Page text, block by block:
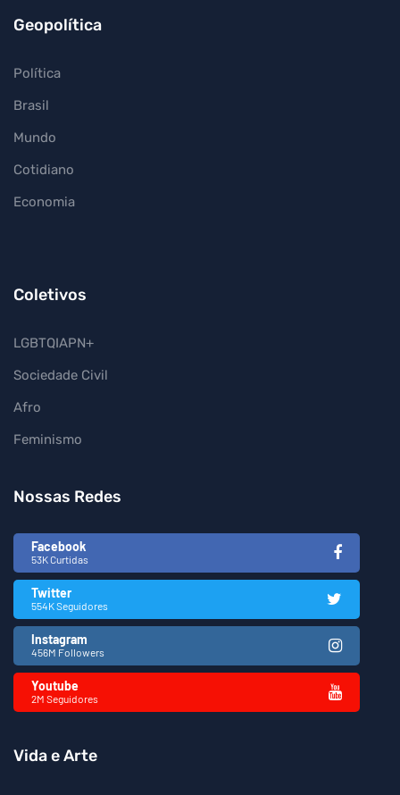
Geopolítica
Política
Brasil
Mundo
Cotidiano
Economia
Coletivos
LGBTQIAPN+
Sociedade Civil
Afro
Feminismo
Nossas Redes
Facebook
53K Curtidas
Twitter
554K Seguidores
Instagram
456M Followers
Youtube
2M Seguidores
Vida e Arte